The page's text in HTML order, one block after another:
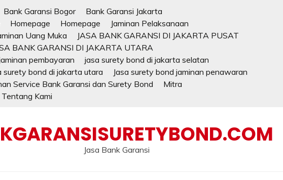
Bank Garansi Bogor
Bank Garansi Jakarta
Homepage Homepage
Jaminan Pelaksanaan
Uang Muka
JASA BANK GARANSI DI JAKARTA PUSAT
BANK GARANSI DI JAKARTA UTARA
pembayaran
jasa surety bond di jakarta selatan
surety bond di jakarta utara
Jasa surety bond jaminan penawaran
Service Bank Garansi dan Surety Bond
Mitra
Tentang Kami
Jasa Bank Garansi